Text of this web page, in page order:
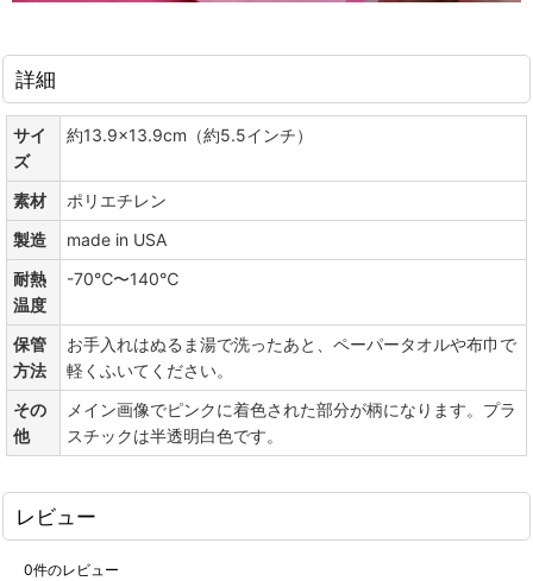
詳細
サイ
ズ
約13.9×13.9cm（約5.5インチ）
素材
ポリエチレン
製造
made in USA
耐熱
温度
-70℃〜140℃
保管
方法
お手入れはぬるま湯で洗ったあと、ペーパータオルや布巾で
軽くふいてください。
その
他
メイン画像でピンクに着色された部分が柄になります。プラ
スチックは半透明白色です。
レビュー
0件のレビュー